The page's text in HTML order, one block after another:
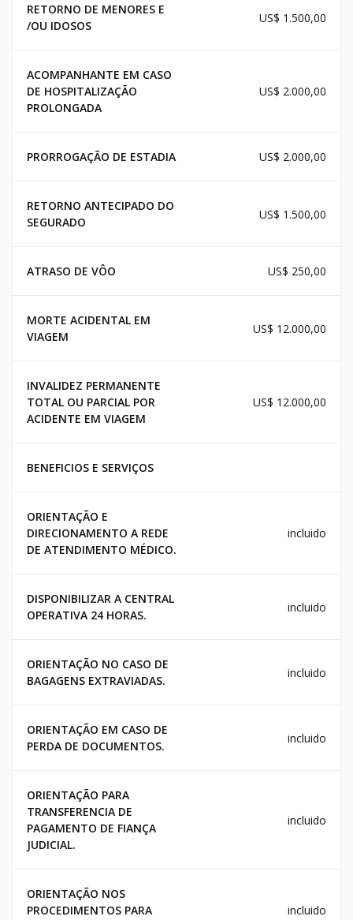
RETORNO DE MENORES E
/OU IDOSOS
US$ 1.500,00
ACOMPANHANTE EM CASO
DE HOSPITALIZAÇÃO
PROLONGADA
US$ 2.000,00
PRORROGAÇÃO DE ESTADIA US$ 2.000,00
RETORNO ANTECIPADO DO
SEGURADO
US$ 1.500,00
ATRASO DE VÔO US$ 250,00
MORTE ACIDENTAL EM
VIAGEM
US$ 12.000,00
INVALIDEZ PERMANENTE
TOTAL OU PARCIAL POR
ACIDENTE EM VIAGEM
US$ 12.000,00
BENEFICIOS E SERVIÇOS
ORIENTAÇÃO E
DIRECIONAMENTO A REDE
DE ATENDIMENTO MÉDICO.
incluido
DISPONIBILIZAR A CENTRAL
OPERATIVA 24 HORAS.
incluido
ORIENTAÇÃO NO CASO DE
BAGAGENS EXTRAVIADAS.
incluido
ORIENTAÇÃO EM CASO DE
PERDA DE DOCUMENTOS.
incluido
ORIENTAÇÃO PARA
TRANSFERENCIA DE
PAGAMENTO DE FIANÇA
JUDICIAL.
incluido
ORIENTAÇÃO NOS
PROCEDIMENTOS PARA
incluido